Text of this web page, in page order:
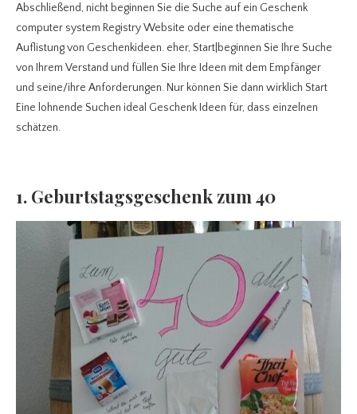
Abschließend, nicht beginnen Sie die Suche auf ein Geschenk
computer system Registry Website oder eine thematische
Auflistung von Geschenkideen. eher, Start|beginnen Sie Ihre Suche
von Ihrem Verstand und füllen Sie Ihre Ideen mit dem Empfänger
und seine/ihre Anforderungen. Nur können Sie dann wirklich Start
Eine lohnende Suchen ideal Geschenk Ideen für, dass einzelnen
schätzen.
1. Geburtstagsgeschenk zum 40